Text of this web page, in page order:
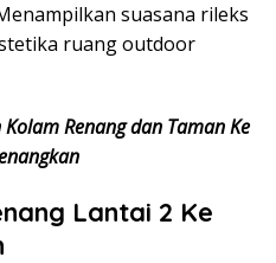
suasana rileks
ruang outdoor
Renang dan Taman Ke
Lantai 2 Ke